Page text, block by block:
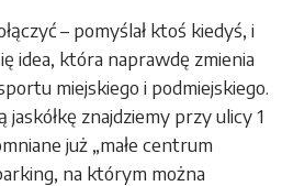
– pomyślał ktoś kiedyś, i
idea, która naprawdę zmienia
miejskiego i podmiejskiego.
znajdziemy przy ulicy 1
już „małe centrum
na którym można